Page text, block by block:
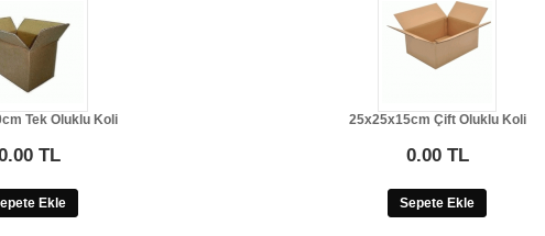
Tek Oluklu Koli
TL
Ekle
25x25x15cm Çift Oluklu Koli
0.00 TL
Sepete Ekle